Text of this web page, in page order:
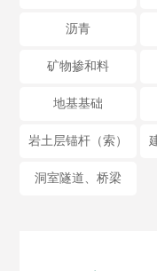
沥青
矿物掺和料
地基基础
岩土层锚杆（索）
洞室隧道、桥梁